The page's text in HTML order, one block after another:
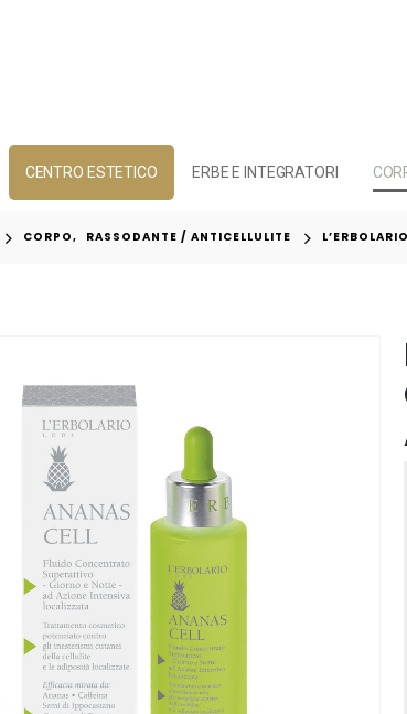
CENTRO ESTETICO ERBE E INTEGRATORI
CORPO, RASSODANTE / ANTICELLULITE